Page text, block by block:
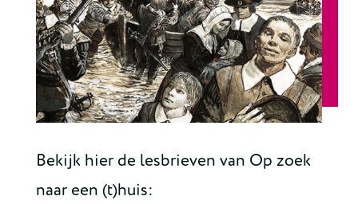
Bekijk hier de lesbrieven van Op zoek
naar een (t)huis: